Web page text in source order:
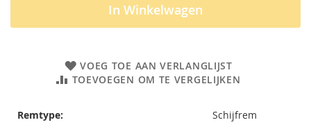
In Winkelwagen
VOEG TOE AAN VERLANGLIJST
TOEVOEGEN OM TE VERGELIJKEN
Remtype: Schijfrem